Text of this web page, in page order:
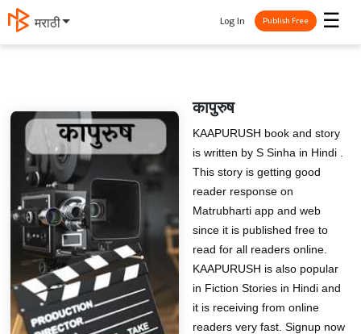
मराठी ☰
Log In Publish Free
कापुरुष
KAAPURUSH book and story
is written by S Sinha in Hindi .
This story is getting good
reader response on
Matrubharti app and web
since it is published free to
read for all readers online.
KAAPURUSH is also popular
in Fiction Stories in Hindi and
it is receiving from online
readers very fast. Signup now